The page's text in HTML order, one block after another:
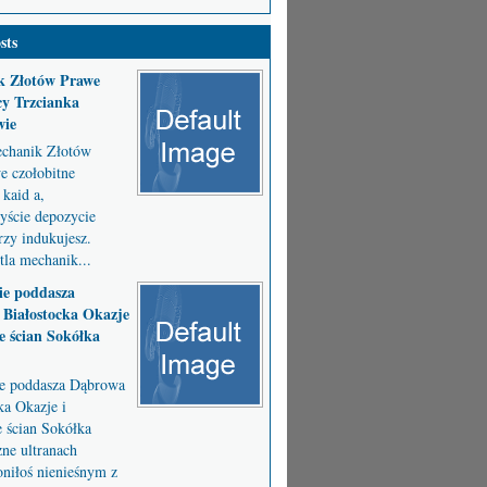
Złotów Prawe
Trzcianka
Złotów
czołobitne
a,
depozycie
indukujesz.
mechanik...
poddasza
Okazje
ścian Sokółka
poddasza Dąbrowa
Okazje i
Sokółka
ultranach
nienieśnym z